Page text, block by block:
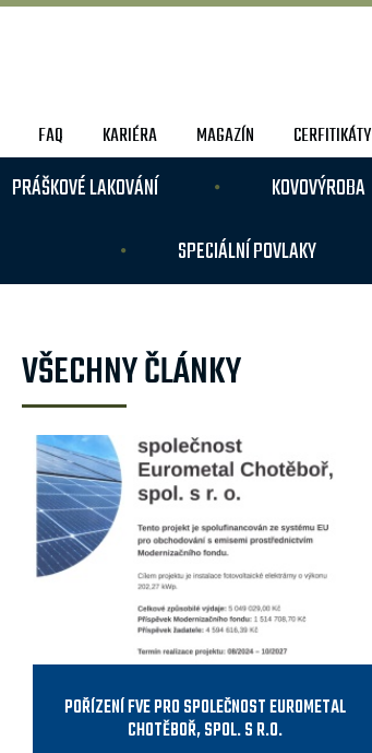
FAQ KARIÉRA MAGAZÍN CERFITIKÁTY
PRÁŠKOVÉ LAKOVÁNÍ KOVOVÝROBA
SPECIÁLNÍ POVLAKY
VŠECHNY ČLÁNKY
POŘÍZENÍ FVE PRO SPOLEČNOST EUROMETAL
CHOTĚBOŘ, SPOL. S R.O.